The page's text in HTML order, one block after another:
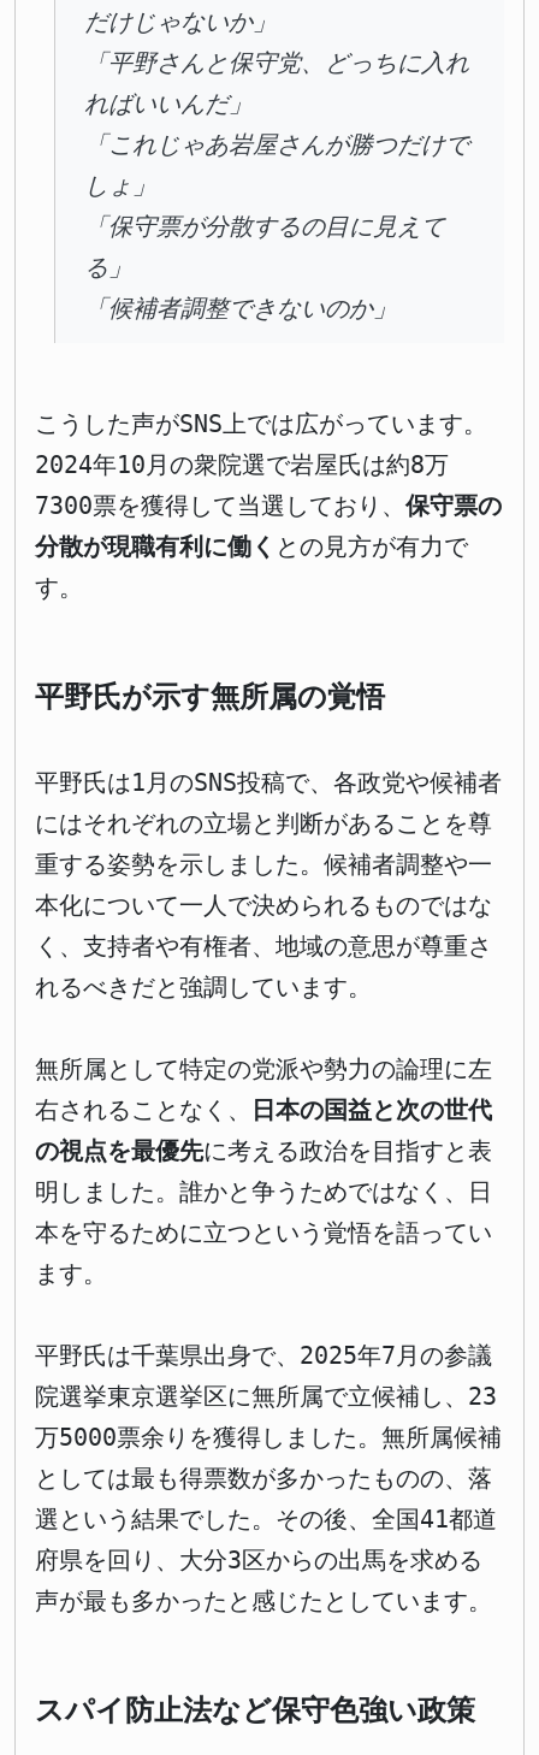
だけじゃないか」
「平野さんと保守党、どっちに入れ
ればいいんだ」
「これじゃあ岩屋さんが勝つだけで
しょ」
「保守票が分散するの目に見えて
る」
「候補者調整できないのか」
こうした声がSNS上では広がっています。
2024年10月の衆院選で岩屋氏は約8万
7300票を獲得して当選しており、 保守票の
分散が現職有利に働く との見方が有力で
す。
平野氏が示す無所属の覚悟
平野氏は1月のSNS投稿で、各政党や候補者
にはそれぞれの立場と判断があることを尊
重する姿勢を示しました。候補者調整や一
本化について一人で決められるものではな
く、支持者や有権者、地域の意思が尊重さ
れるべきだと強調しています。
無所属として特定の党派や勢力の論理に左
右されることなく、
日本の国益と次の世代
の視点を最優先に考える政治を目指すと表
明しました。誰かと争うためではなく、日
本を守るために立つという覚悟を語ってい
ます。
平野氏は千葉県出身で、2025年7月の参議
院選挙東京選挙区に無所属で立候補し、23
万5000票余りを獲得しました。無所属候補
としては最も得票数が多かったものの、落
選という結果でした。その後、全国41都道
府県を回り、大分3区からの出馬を求める
声が最も多かったと感じたとしています。
スパイ防止法など保守色強い政策